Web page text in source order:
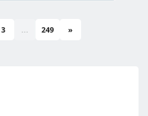
3 ... 249 »